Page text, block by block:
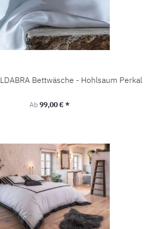
Bettwäsche - Hohlsaum Perkal
Regulärer Preis:
Ab99,00 € *